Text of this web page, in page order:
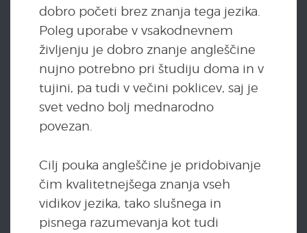
dobro početi brez znanja tega jezika.
Poleg uporabe v vsakodnevnem
življenju je dobro znanje angleščine
nujno potrebno pri študiju doma in v
tujini, pa tudi v večini poklicev, saj je
svet vedno bolj mednarodno
povezan.
Cilj pouka angleščine je pridobivanje
čim kvalitetnejšega znanja vseh
vidikov jezika, tako slušnega in
pisnega razumevanja kot tudi